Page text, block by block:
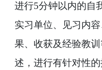
进行5分钟以内的自
实习单位、见习内
果、收获及经验教
述，进行有针对性